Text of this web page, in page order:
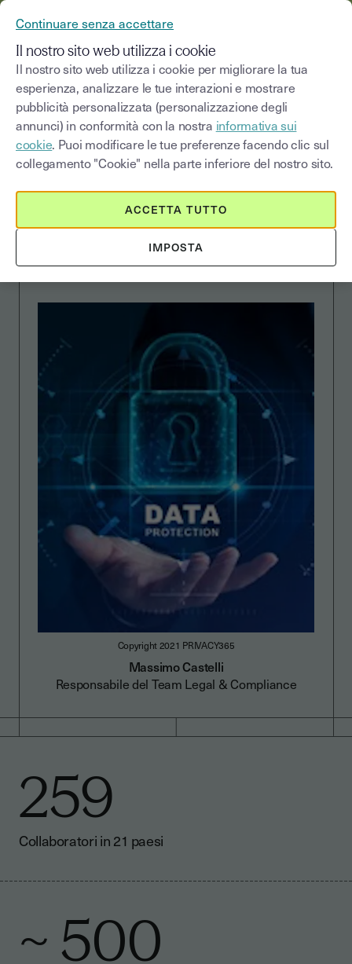
CUSTOMER STORIES
Grazie a Youtrust,
PRIVACY365 offre più
sicurezza online
Copyright 2021 PRIVACY365
Massimo Castelli
Responsabile del Team Legal & Compliance
259
Collaboratori in 21 paesi
~ 500
Continuare senza accettare
Il nostro sito web utilizza i cookie
Il nostro sito web utilizza i cookie per migliorare la tua
esperienza, analizzare le tue interazioni e mostrare
pubblicità personalizzata (personalizzazione degli
annunci) in conformità con la nostra informativa sui
cookie. Puoi modificare le tue preferenze facendo clic sul
collegamento "Cookie" nella parte inferiore del nostro sito.
IMPOSTA
ACCETTA TUTTO